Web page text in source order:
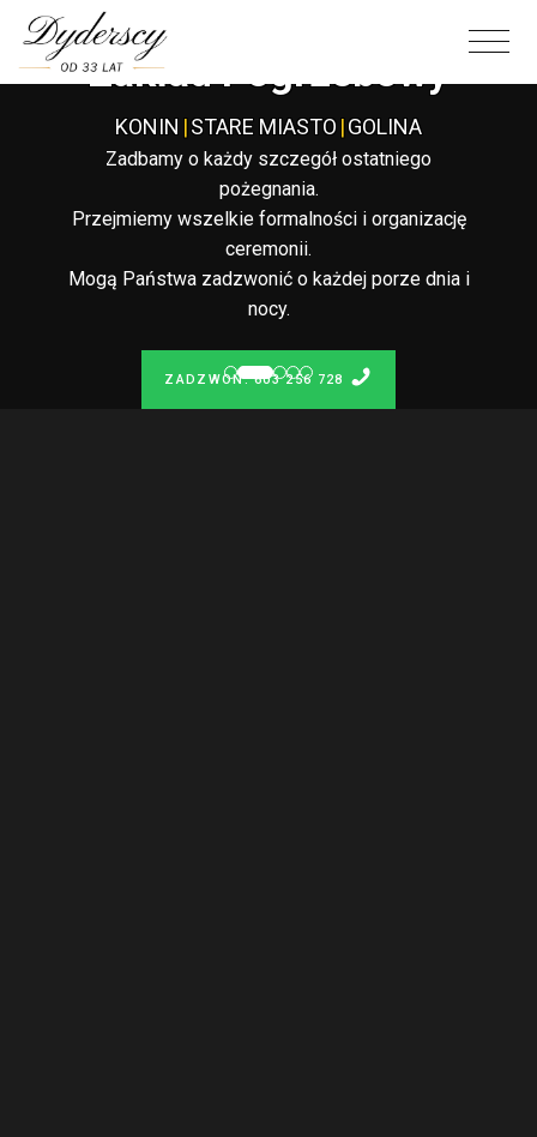
Całodobowy
Zakład Pogrzebowy
KONIN |STARE MIASTO |GOLINA
Zadbamy o każdy szczegół ostatniego
pożegnania.
Przejmiemy wszelkie formalności i organizację
ceremonii.
Mogą Państwa zadzwonić o każdej porze dnia i
nocy.
ZADZWOŃ: 603 256 728